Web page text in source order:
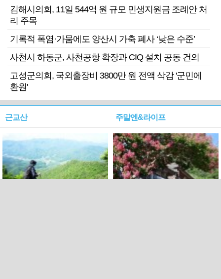
김해시의회, 11일 544억 원 규모 민생지원금 조례안 처
리 주목
기록적 폭염·가뭄에도 양산시 가축 폐사 ‘낮은 수준’
사천시 하동군, 사천공항 확장과 CIQ 설치 공동 건의
고성군의회, 국외출장비 3800만 원 전액 삭감 '군민에
환원'
근교산 주말엔&라이프